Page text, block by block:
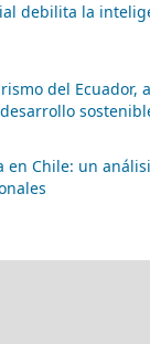
debilita la
del Ecuador,
en Chile: un